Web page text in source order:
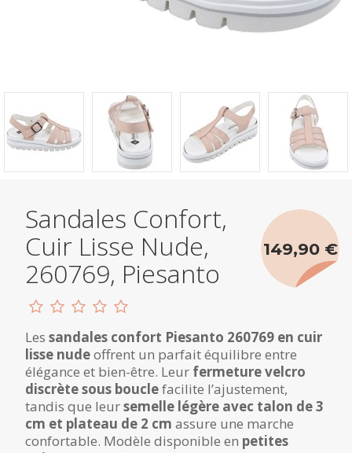
Sandales Confort,
Cuir Lisse Nude,
260769, Piesanto
Les sandales confort Piesanto 260769 en cuir
lisse nudeoffrent un parfait équilibre entre
élégance et bien-être. Leur fermeture velcro
discrète sous bouclefacilite l’ajustement,
tandis que leursemelle légère avec talon de 3
cm et plateau de 2 cm assure une marche
confortable. Modèle disponible en petites
149,90 €